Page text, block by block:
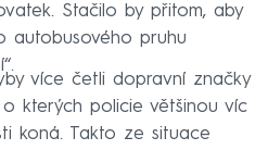
Stačilo by přitom, aby
autobusového pruhu
více četli dopravní značky
kterých policie většinou víc
koná. Takto ze situace